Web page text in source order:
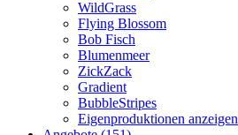
WildGrass
Flying Blossom
Bob Fisch
Blumenmeer
ZickZack
Gradient
BubbleStripes
Eigenproduktionen anzeigen